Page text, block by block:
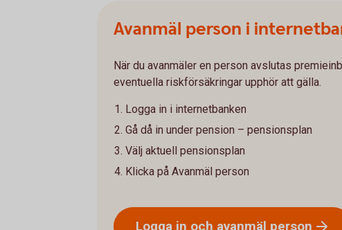
Avanmäl person i
När du avanmäler en person avslutas
eventuella riskförsäkringar upphör att gälla.
Logga in i internetbanken
Gå då in under pension – pensionsplan
Välj aktuell pensionsplan
Klicka på Avanmäl person
Logga in och avanmäl person